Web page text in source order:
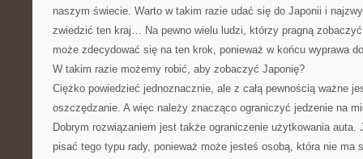
naszym świecie. Warto w takim razie udać się do Japonii i
zwiedzić ten kraj… Na pewno wielu ludzi, którzy pragną
może zdecydować się na ten krok, ponieważ w końcu wyprawa
W takim razie możemy robić, aby zobaczyć Japonię?
Ciężko powiedzieć jednoznacznie, ale z całą pewnością ważne
oszczędzanie. A więc należy znacząco ograniczyć jedzenie na
Dobrym rozwiązaniem jest także ograniczenie użytkowania
pisać tego typu rady, ponieważ może jesteś osobą, która nie ma